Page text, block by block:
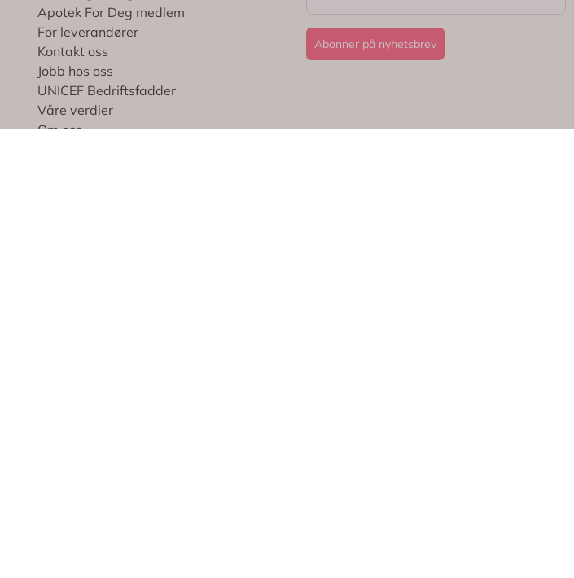
Apotek For Deg medlem
For leverandører
Kontakt oss
Jobb hos oss
UNICEF Bedriftsfadder
Våre verdier
Om oss
Abonner på nyhetsbrev